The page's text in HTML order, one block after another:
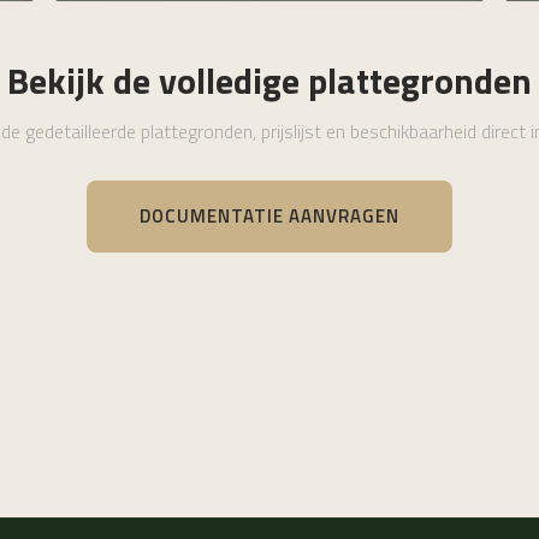
Bekijk de volledige plattegronden
gedetailleerde plattegronden, prijslijst en beschikbaarheid direct
DOCUMENTATIE AANVRAGEN